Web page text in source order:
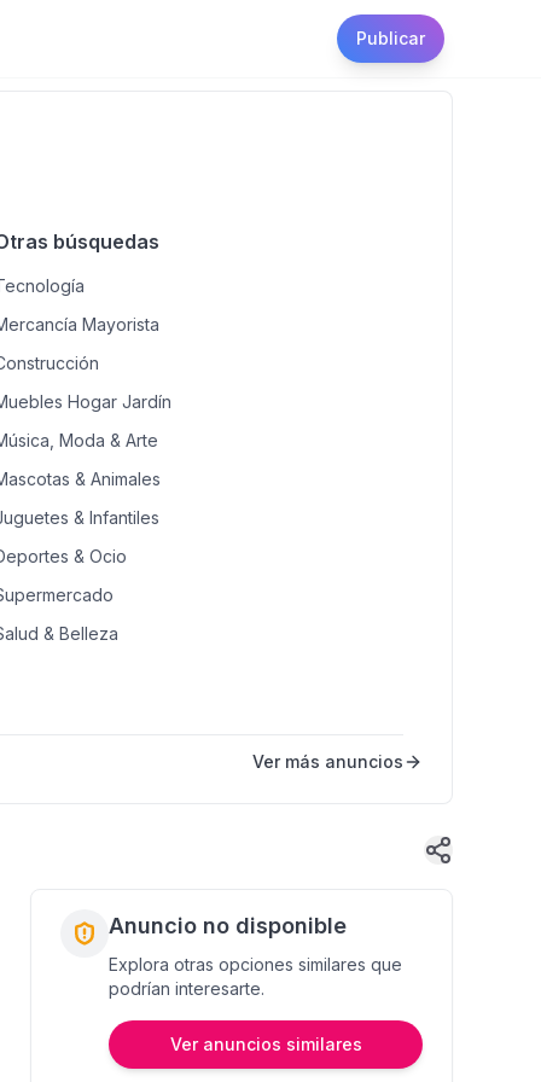
Publicar
búsquedas
Mayorista
Hogar Jardín
Moda & Arte
& Animales
& Infantiles
& Ocio
& Belleza
Ver más anuncios
Anuncio no disponible
Explora otras opciones similares que
podrían interesarte.
Ver anuncios similares